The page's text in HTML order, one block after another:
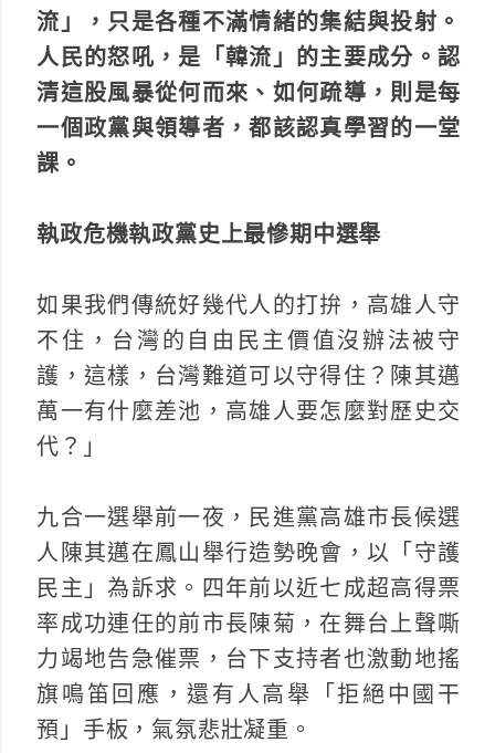
流」，只是各種不滿情緒的集結與投射。
人民的怒吼，是「韓流」的主要成分。認
清這股風暴從何而來、如何疏導，則是每
一個政黨與領導者，都該認真學習的一堂
課。
執政危機執政黨史上最慘期中選舉
如果我們傳統好幾代人的打拚，高雄人守
不住，台灣的自由民主價值沒辦法被守
護，這樣，台灣難道可以守得住？陳其邁
萬一有什麼差池，高雄人要怎麼對歷史交
代？」
九合一選舉前一夜，民進黨高雄市長候選
人陳其邁在鳳山舉行造勢晚會，以「守護
民主」為訴求。四年前以近七成超高得票
率成功連任的前市長陳菊，在舞台上聲嘶
力竭地告急催票，台下支持者也激動地搖
旗鳴笛回應，還有人高舉「拒絕中國干
預」手板，氣氛悲壯凝重。